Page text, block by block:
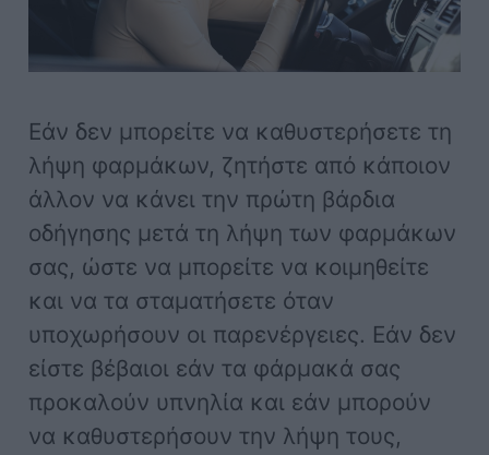
Εάν δεν μπορείτε να καθυστερήσετε τη
λήψη φαρμάκων, ζητήστε από κάποιον
άλλον να κάνει την πρώτη βάρδια
οδήγησης μετά τη λήψη των φαρμάκων
σας, ώστε να μπορείτε να κοιμηθείτε
και να τα σταματήσετε όταν
υποχωρήσουν οι παρενέργειες. Εάν δεν
είστε βέβαιοι εάν τα φάρμακά σας
προκαλούν υπνηλία και εάν μπορούν
να καθυστερήσουν την λήψη τους,